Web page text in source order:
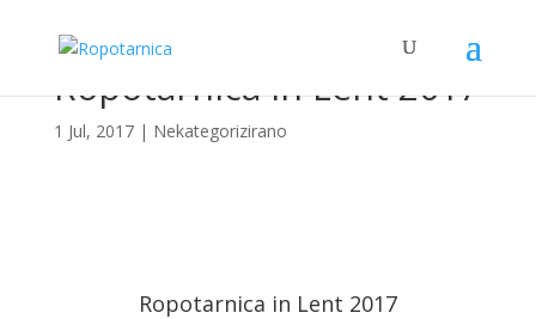
Ropotarnica in Lent 2017
1 Jul, 2017| Nekategorizirano
Ropotarnica in Lent 2017